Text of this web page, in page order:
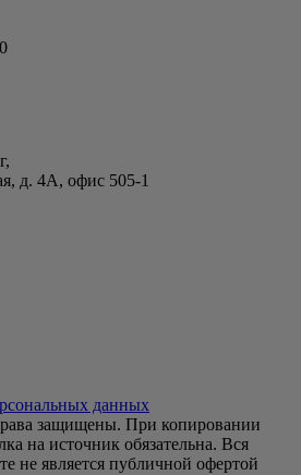
,
д. 4А, офис 505-1
данных
защищены. При копировании
на источник обязательна. Вся
не является публичной офертой